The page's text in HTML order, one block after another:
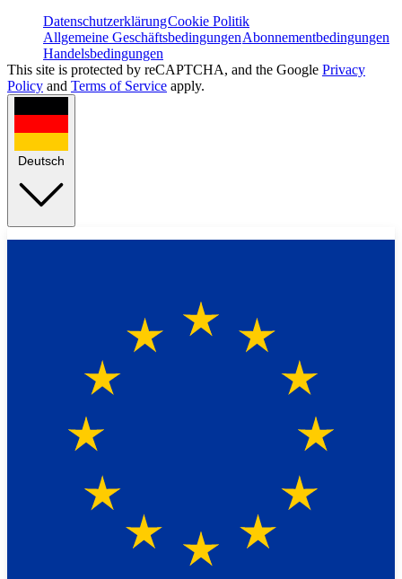
DatenschutzerklärungCookie Politik
Allgemeine GeschäftsbedingungenAbonnementbedingungen
Handelsbedingungen
This site is protected by reCAPTCHA, and the Google Privacy
Policy and Terms of Service apply.
Deutsch